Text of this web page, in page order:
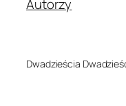
Autorzy
Dwadzieścia